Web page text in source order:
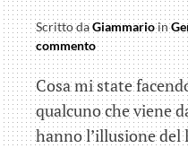
Scritto daGiammarioin
commento
Cosa mi state
qualcuno che viene
hanno l’illusione